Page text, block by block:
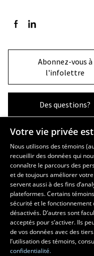
Suivez-nous sur Facebook
Suivez-nous sur
Abonnez-vous à
l'infolettre
Des questions?
La Faculté et ses écoles
Faculté d’aménagement,
École d’art
École supérieure
régional
École d’architecture
École de design
Votre vie privée
Nous utilisons des témoins
recueillir des données qui
connaître le parcours des
et de toujours améliorer
servent aussi à des fins
plateformes. Certains
sécurité et le fonctionnement
désactivés. D’autres sont
acceptés pour s’activer. Ils
de vos données avec des
l’utilisation des témoins,
confidentialité.